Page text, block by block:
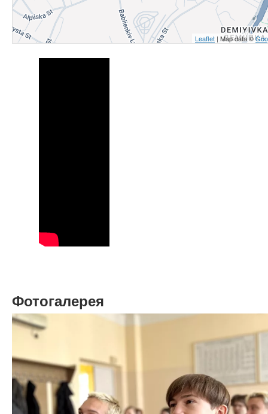
Leaflet | Map data ©
Фотогалерея